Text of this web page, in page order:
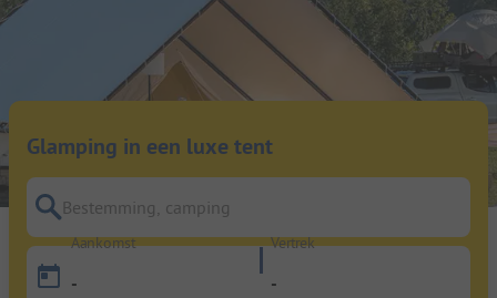
Glamping in een luxe tent
Bestemming, camping
Aankomst
-
Vertrek
-